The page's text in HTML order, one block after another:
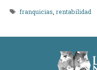
Etiquetas
franquicias ,rentabilidad